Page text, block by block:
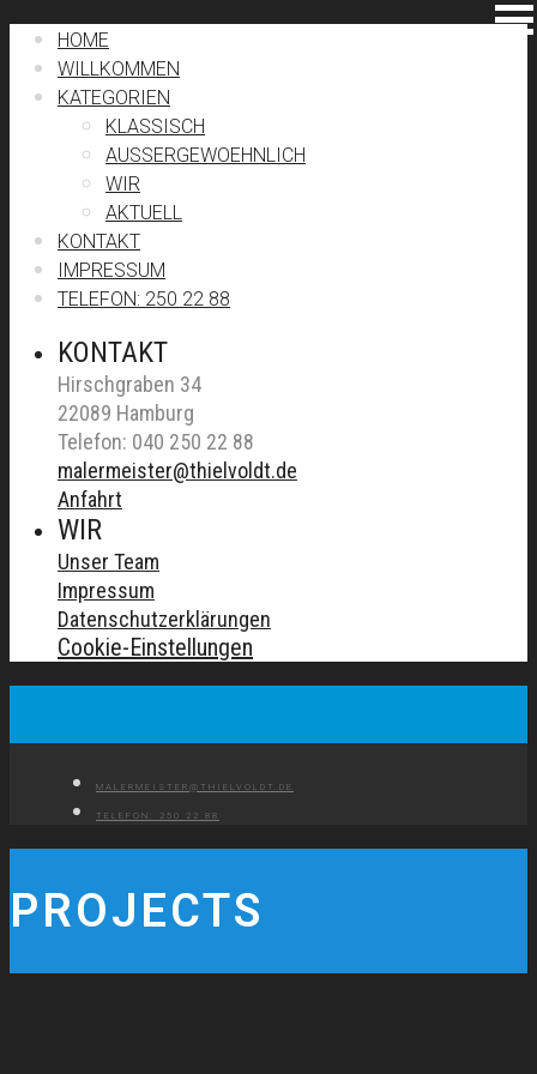
HOME
WILLKOMMEN
KATEGORIEN
KLASSISCH
AUSSERGEWOEHNLICH
WIR
AKTUELL
KONTAKT
IMPRESSUM
TELEFON: 250 22 88
KONTAKT
Hirschgraben 34
22089 Hamburg
Telefon: 040 250 22 88
malermeister@thielvoldt.de
Anfahrt
WIR
Unser Team
Impressum
Datenschutzerklärungen
Cookie-Einstellungen
MALERMEISTER@THIELVOLDT.DE
TELEFON: 250 22 88
PROJECTS